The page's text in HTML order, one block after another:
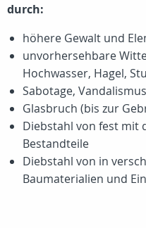
durch:
höhere Gewalt und
unvorhersehbare
Hochwasser, Hagel,
Sabotage,
Glasbruch (bis zur
Diebstahl von fest mit
Bestandteile
Diebstahl von in
Baumaterialien und